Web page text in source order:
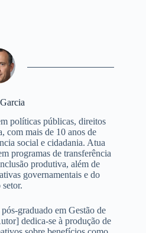
políticas públicas, direitos
com mais de 10 anos de
social e cidadania. Atua
programas de transferência
produtiva, além de
governamentais e do
graduado em Gestão de
dedica-se à produção de